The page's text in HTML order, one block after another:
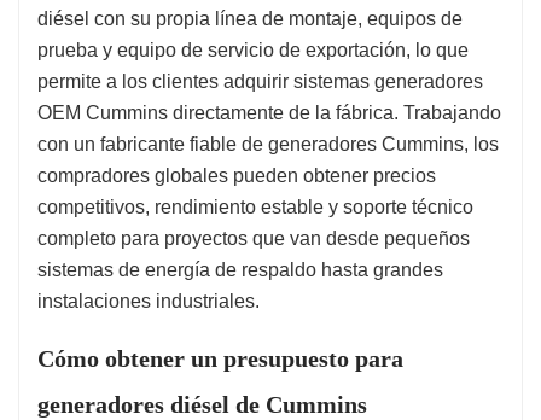
diésel con su propia línea de montaje, equipos de
prueba y equipo de servicio de exportación, lo que
permite a los clientes adquirir sistemas generadores
OEM Cummins directamente de la fábrica. Trabajando
con un fabricante fiable de generadores Cummins, los
compradores globales pueden obtener precios
competitivos, rendimiento estable y soporte técnico
completo para proyectos que van desde pequeños
sistemas de energía de respaldo hasta grandes
instalaciones industriales.
Cómo obtener un presupuesto para
generadores diésel de Cummins